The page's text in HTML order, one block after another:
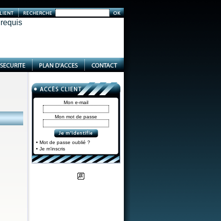
Mon e-mail
Mon mot de passe
• Mot de passe oublié ?
• Je m'inscris